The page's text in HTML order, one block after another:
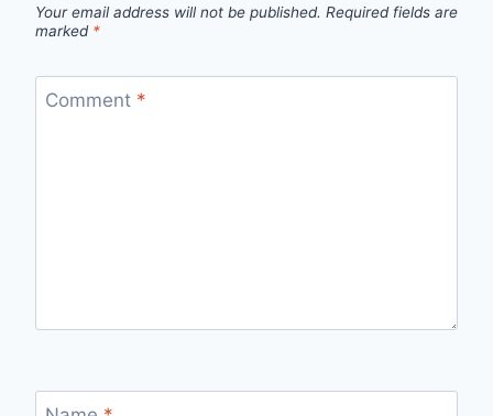
Your email address will not be published. Required fields are
marked *
Comment *